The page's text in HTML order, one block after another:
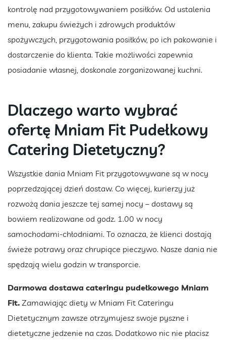
kontrolę nad przygotowywaniem posiłków. Od ustalenia
menu, zakupu świeżych i zdrowych produktów
spożywczych, przygotowania posiłków, po ich pakowanie i
dostarczenie do klienta. Takie możliwości zapewnia
posiadanie własnej, doskonale zorganizowanej kuchni.
Dlaczego warto wybrać
ofertę Mniam Fit Pudełkowy
Catering Dietetyczny?
Wszystkie dania Mniam Fit przygotowywane są w nocy
poprzedzającej dzień dostaw. Co więcej, kurierzy już
rozwożą dania jeszcze tej samej nocy – dostawy są
bowiem realizowane od godz. 1.00 w nocy
samochodami-chłodniami. To oznacza, że klienci dostają
świeże potrawy oraz chrupiące pieczywo. Nasze dania nie
spędzają wielu godzin w transporcie.
Darmowa dostawa cateringu pudełkowego Mniam
Fit. Zamawiając diety w Mniam Fit Cateringu
Dietetycznym zawsze otrzymujesz swoje pyszne i
dietetyczne jedzenie na czas. Dodatkowo nic nie płacisz